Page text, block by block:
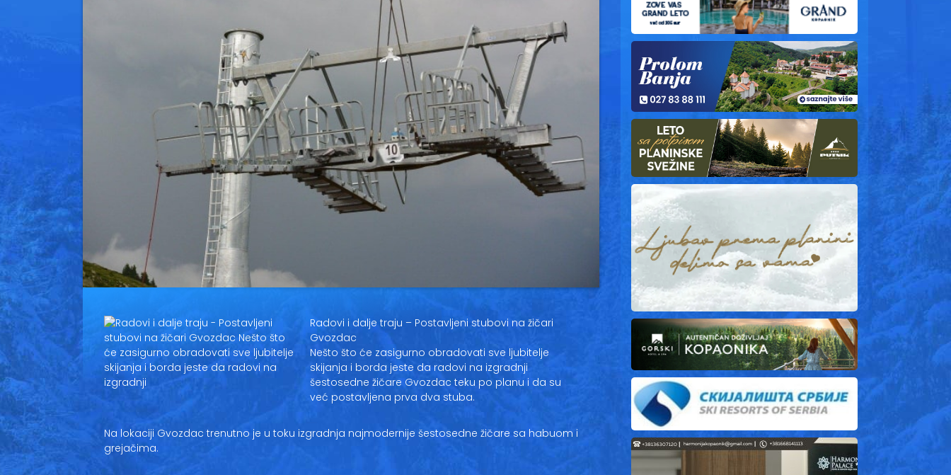
Radovi i dalje traju – Postavljeni stubovi na žičari
Gvozdac
Nešto što će zasigurno obradovati sve ljubitelje
skijanja i borda jeste da radovi na izgradnji
šestosedne žičare Gvozdac teku po planu i da su
već postavljena prva dva stuba.
Na lokaciji Gvozdac trenutno je u toku izgradnja najmodernije šestosedne žičare sa habuom i
grejačima.